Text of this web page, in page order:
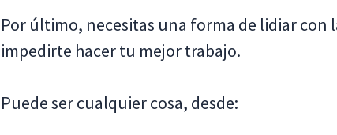
Por último, necesitas una forma de lidiar con
impedirte hacer tu mejor trabajo.
Puede ser cualquier cosa, desde: